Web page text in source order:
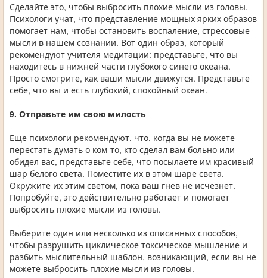
Сделайте это, чтобы выбросить плохие мысли из головы.
Психологи учат, что представление мощных ярких образов
помогает нам, чтобы остановить воспаление, стрессовые
мысли в нашем сознании. Вот один образ, который
рекомендуют учителя медитации: представьте, что вы
находитесь в нижней части глубокого синего океана.
Просто смотрите, как ваши мысли движутся. Представьте
себе, что вы и есть глубокий, спокойный океан.
9. Отправьте им свою милость
Еще психологи рекомендуют, что, когда вы не можете
перестать думать о ком-то, кто сделал вам больно или
обидел вас, представьте себе, что посылаете им красивый
шар белого света. Поместите их в этом шаре света.
Окружите их этим светом, пока ваш гнев не исчезнет.
Попробуйте, это действительно работает и помогает
выбросить плохие мысли из головы.
Выберите один или несколько из описанных способов,
чтобы разрушить циклическое токсическое мышление и
разбить мыслительный шаблон, возникающий, если вы не
можете выбросить плохие мысли из головы.